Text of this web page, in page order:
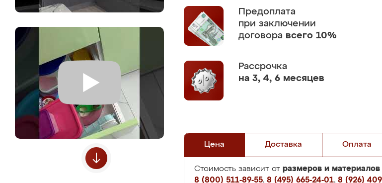
Предоплата
при заключении
договора всего 10%
Рассрочка
на 3, 4, 6 месяцев
Цена Доставка Оплата
Стоимость зависит от размеров и материалов
8 (800) 511-89-55, 8 (495) 665-24-01, 8 (926)